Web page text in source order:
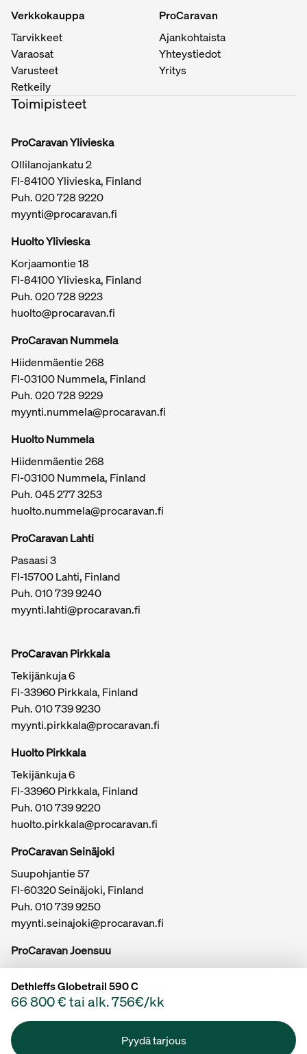
Dethleffs Globetrail 590 C
66 800 € tai alk. 756€/kk
Pyydä tarjous
Tärkeitä linkkejä / sivukartta
Verkkokauppa
Tarvikkeet
Varaosat
Varusteet
Retkeily
ProCaravan
Ajankohtaista
Yhteystiedot
Yritys
Toimipisteet
ProCaravan Ylivieska
Ollilanojankatu 2
FI-84100 Ylivieska, Finland
Puh.020 728 9220
myynti@procaravan.fi
Huolto Ylivieska
Korjaamontie 18
FI-84100 Ylivieska, Finland
Puh.020 728 9223
huolto@procaravan.fi
ProCaravan Nummela
Hiidenmäentie 268
FI-03100 Nummela, Finland
Puh.020 728 9229
myynti.nummela@procaravan.fi
Huolto Nummela
Hiidenmäentie 268
FI-03100 Nummela, Finland
Puh. 045 277 3253
huolto.nummela@procaravan.fi
ProCaravan Lahti
Pasaasi 3
FI-15700 Lahti, Finland
Puh.010 739 9240
myynti.lahti@procaravan.fi
ProCaravan Pirkkala
Tekijänkuja 6
FI-33960 Pirkkala, Finland
Puh.010 739 9230
myynti.pirkkala@procaravan.fi
Huolto Pirkkala
Tekijänkuja 6
FI-33960 Pirkkala, Finland
Puh.010 739 9220
huolto.pirkkala@procaravan.fi
ProCaravan Seinäjoki
Suupohjantie 57
FI-60320 Seinäjoki, Finland
Puh.010 739 9250
myynti.seinajoki@procaravan.fi
ProCaravan Joensuu
Kuurnankatu 20
FI-80100 Joensuu, Finland
Puh.
myynti.joensuu@procaravan.fi
Toimitusehdot
Tietosuojaseloste
ProCaravan © 2026 Kaikki oikeudet pidätetään